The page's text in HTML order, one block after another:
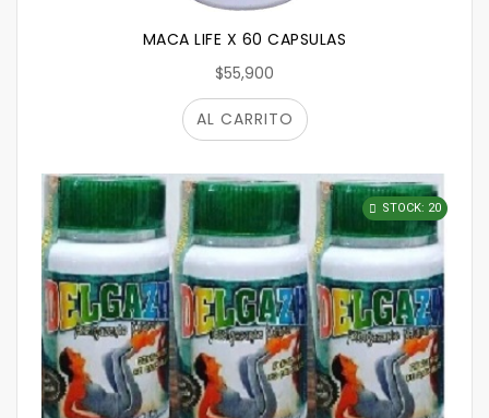
MACA LIFE X 60 CAPSULAS
$55,900
AL CARRITO
STOCK: 20